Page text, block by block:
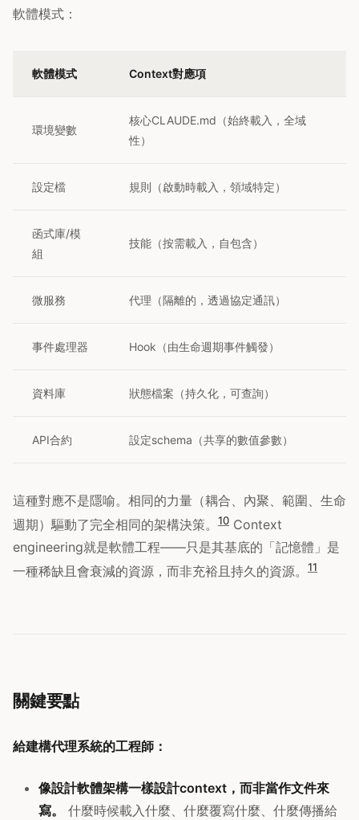
軟體模式：
軟體模式 Context對應項
環境變數
核心CLAUDE.md（始終載入，全域
性）
設定檔 規則（啟動時載入，領域特定）
函式庫/模
組
技能（按需載入，自包含）
微服務 代理（隔離的，透過協定通訊）
事件處理器 Hook（由生命週期事件觸發）
資料庫 狀態檔案（持久化，可查詢）
API合約 設定schema（共享的數值參數）
這種對應不是隱喻。相同的力量（耦合、內聚、範圍、生命
週期）驅動了完全相同的架構決策。
10 Context
engineering就是軟體工程——只是其基底的「記憶體」是
一種稀缺且會衰減的資源，而非充裕且持久的資源。
11
關鍵要點
給建構代理系統的工程師：
像設計軟體架構一樣設計context，而非當作文件來
寫。
什麼時候載入什麼、什麼覆寫什麼、什麼傳播給